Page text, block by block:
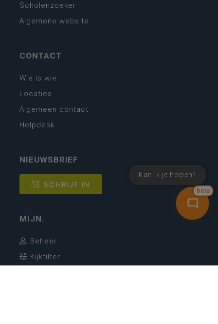
bèta
Kan ik je helpen?
Scholenzoeker
Algemene website
CONTACT
Wie is wie
Locaties
Algemeen contact
Helpdesk
NIEUWSBRIEF
SCHRIJF IN
MIJN.
Beheer
Kijkfilter